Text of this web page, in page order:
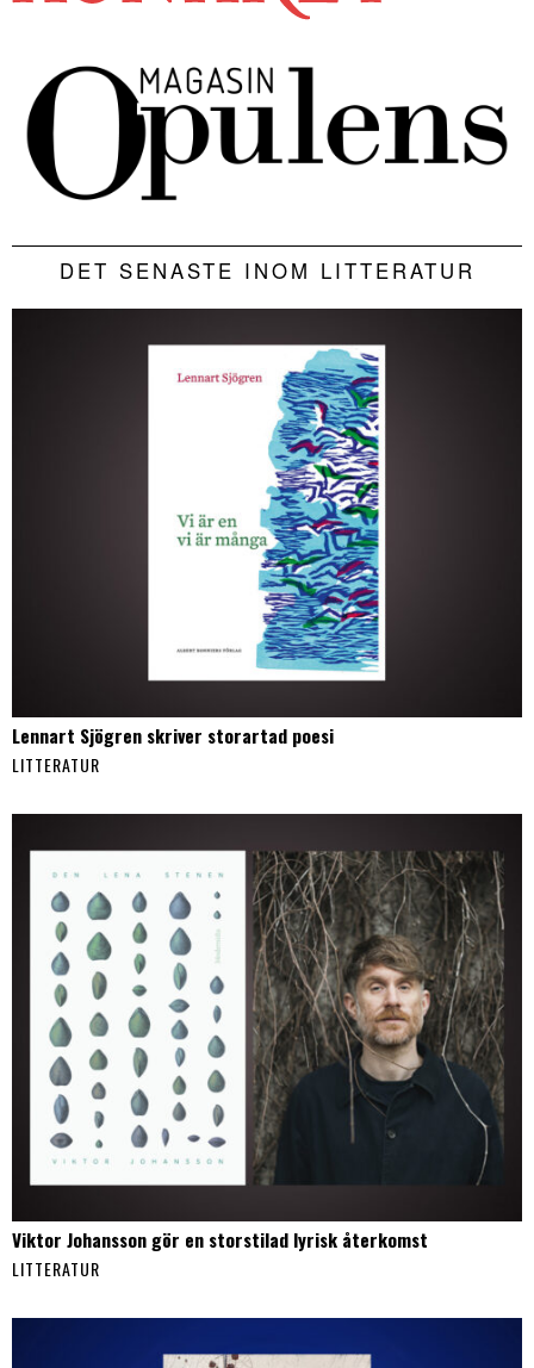
DET SENASTE INOM LITTERATUR
Lennart Sjögren skriver storartad poesi
LITTERATUR
Viktor Johansson gör en storstilad lyrisk återkomst
LITTERATUR